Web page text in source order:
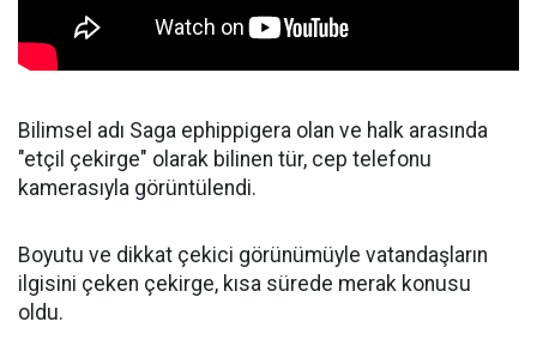
Bilimsel adı Saga ephippigera olan ve halk arasında
"etçil çekirge" olarak bilinen tür, cep telefonu
kamerasıyla görüntülendi.
Boyutu ve dikkat çekici görünümüyle vatandaşların
ilgisini çeken çekirge, kısa sürede merak konusu
oldu.